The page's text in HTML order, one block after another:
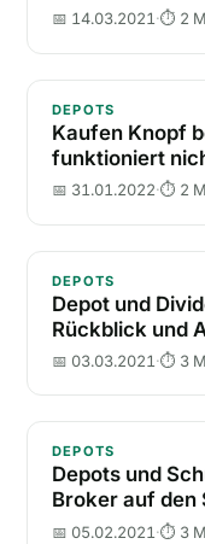
📅 14.03.2021·⏱ 2
Kaufen Knopf bei
DEPOTS
Kaufen Knopf
funktioniert
📅 31.01.2022·⏱ 2
Depot und
DEPOTS
Depot und
Rückblick und
📅 03.03.2021 ·⏱ 3
Depots und
DEPOTS
Depots und
Broker auf den
📅 05.02.2021 ·⏱ 3